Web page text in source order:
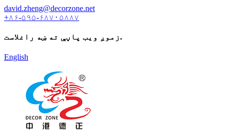
david.zheng@decorzone.net
+۸۶-۵۹۵-۶۸۷۰۵۸۸۷
زموږ ویب پاڼې ته ښه راغلاست.
English